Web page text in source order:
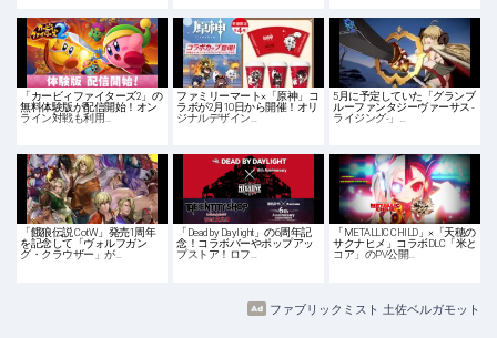
「カービィファイターズ2」の
無料体験版が配信開始！オン
ライン対戦も利用…
ファミリーマート×「原神」コ
ラボが2月10日から開催！オリ
ジナルデザイン…
5月に予定していた「グランブ
ルーファンタジーヴァーサス -
ライジング-」…
「餓狼伝説 CotW」発売1周年
を記念して「ヴォルフガン
グ・クラウザー」が…
「Dead by Daylight」の6周年記
念！コラボバーやポップアッ
プストア！ロフ…
「METALLIC CHILD」×「天穂の
サクナヒメ」コラボDLC「米と
コア」のPV公開…
ファブリックミスト 土佐ベルガモット